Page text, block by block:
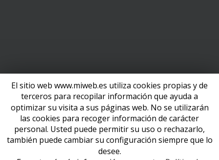
El sitio web www.miweb.es utiliza cookies propias y de
terceros para recopilar información que ayuda a
optimizar su visita a sus páginas web. No se utilizarán
las cookies para recoger información de carácter
personal. Usted puede permitir su uso o rechazarlo,
también puede cambiar su configuración siempre que lo
desee.